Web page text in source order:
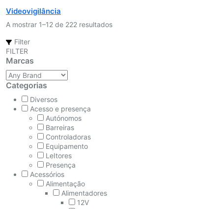
Videovigilância
A mostrar 1–12 de 222 resultados
Filter
FILTER
Marcas
Categorias
Diversos
Acesso e presença
Autónomos
Barreiras
Controladoras
Equipamento
LeItores
Presença
Acessórios
Alimentação
Alimentadores
12V